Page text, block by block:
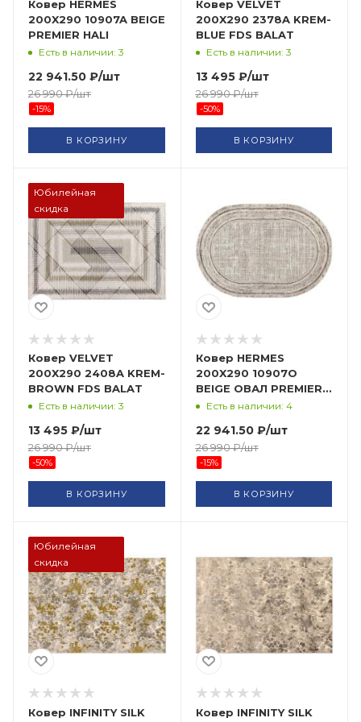
Ковер HERMES
200X290 10907A BEIGE
PREMIER HALI
Есть в наличии: 3
22 941.50 ₽/шт
26 990₽/шт
-15%
В КОРЗИНУ
Ковер VELVET
200X290 2378A KREM-
BLUE FDS BALAT
Есть в наличии: 3
13 495₽/шт
26 990₽/шт
-50%
В КОРЗИНУ
Юбилейная
скидка
Ковер VELVET
200X290 2408A KREM-
BROWN FDS BALAT
Есть в наличии: 3
13 495 ₽/шт
26 990₽/шт
-50%
В КОРЗИНУ
Ковер HERMES
200X290 10907O
BEIGE ОВАЛ PREMIER
HALIЕсть в наличии: 4
22 941.50₽/шт
26 990₽/шт
-15%
В КОРЗИНУ
Юбилейная
скидка
Ковер INFINITY SILK
Ковер INFINITY SILK